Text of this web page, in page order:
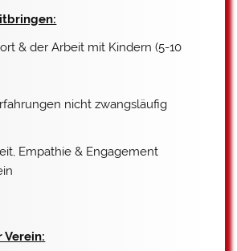
& der Arbeit mit Kindern (5-10
nicht zwangsläufig
Empathie & Engagement
Verein: